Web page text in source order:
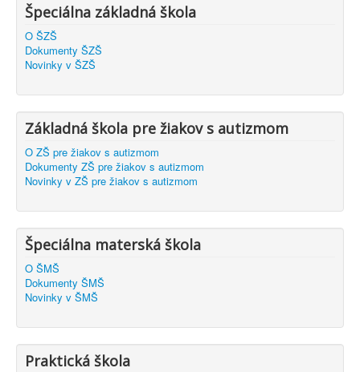
Špeciálna základná škola
O ŠZŠ
Dokumenty ŠZŠ
Novinky v ŠZŠ
Základná škola pre žiakov s autizmom
O ZŠ pre žiakov s autizmom
Dokumenty ZŠ pre žiakov s autizmom
Novinky v ZŠ pre žiakov s autizmom
Špeciálna materská škola
O ŠMŠ
Dokumenty ŠMŠ
Novinky v ŠMŠ
Praktická škola